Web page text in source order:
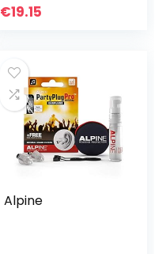
lawaai en
€19.15
Alpine